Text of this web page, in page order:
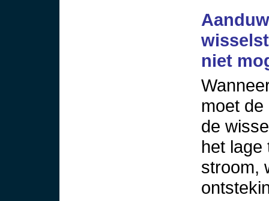
niet
moet
de
het lage
stroom,